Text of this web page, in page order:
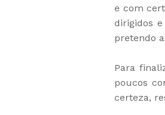
e com
dirigidos
pretendo
Para
poucos
certeza,